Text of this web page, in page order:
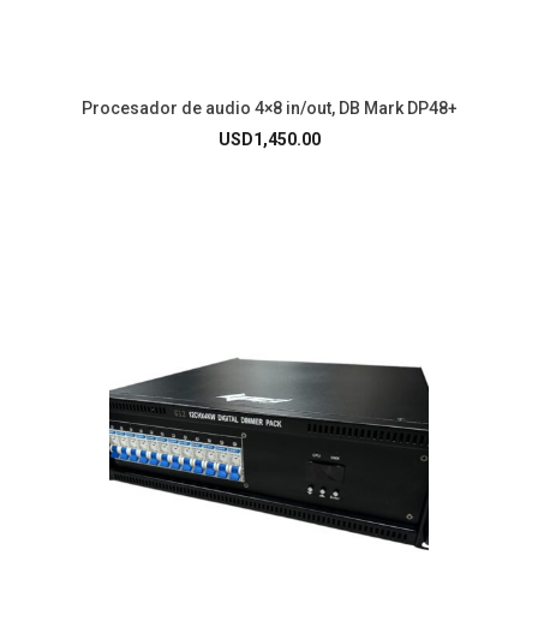
Procesador de audio 4×8 in/out, DB Mark DP48+
USD1,450.00